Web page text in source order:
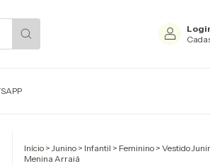
Início > Junino > Infantil > Feminino > Vestido
Menina Arraiá